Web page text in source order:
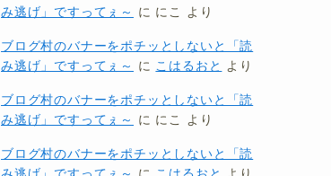
み逃げ」ですってぇ～
に にこ より
ブログ村のバナーをポチッとしないと「読
み逃げ」ですってぇ～
に こはるおと より
ブログ村のバナーをポチッとしないと「読
み逃げ」ですってぇ～
に にこ より
ブログ村のバナーをポチッとしないと「読
み逃げ」ですってぇ～
に こはるおと より